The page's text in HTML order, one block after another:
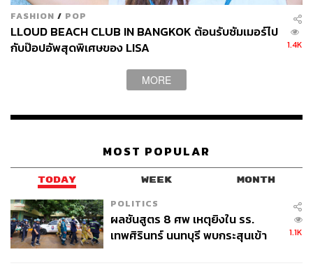
FASHION / POP
LLOUD BEACH CLUB IN BANGKOK ต้อนรับซัมเมอร์ไป
กับป๊อปอัพสุดพิเศษของ LISA
1.4K
MORE
MOST POPULAR
TODAY WEEK MONTH
POLITICS
ผลชันสูตร 8 ศพ เหตุยิงใน รร.
เทพศิรินทร์ นนทบุรี พบกระสุนเข้า
1.1K